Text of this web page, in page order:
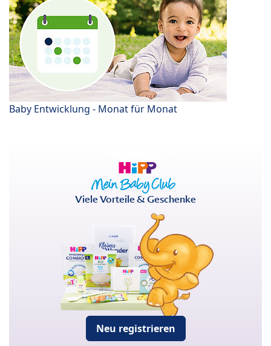
Baby Entwicklung - Monat für Monat
Viele Vorteile & Geschenke
Neu registrieren